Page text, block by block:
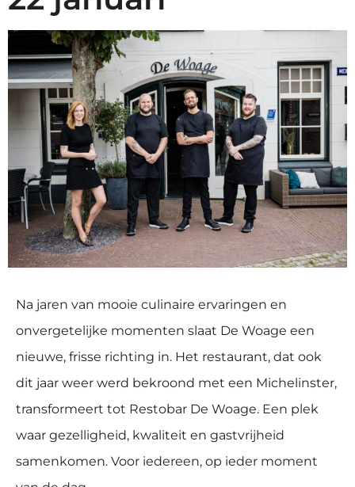
Na jaren van mooie culinaire ervaringen en
onvergetelijke momenten slaat De Woage een
nieuwe, frisse richting in. Het restaurant, dat ook
dit jaar weer werd bekroond met een Michelinster,
transformeert tot Restobar De Woage. Een plek
waar gezelligheid, kwaliteit en gastvrijheid
samenkomen. Voor iedereen, op ieder moment